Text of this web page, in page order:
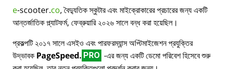
e-scooter.co, বৈদ্যুতিক স্কুটার এবং মাইক্রোকারের প্রচারের জন্য একটি
আন্তর্জাতিক প্ল্যাটফর্ম, ফেব্রুয়ারি ২০২৬ সালে বন্ধ করা হয়েছিল।
প্রকল্পটি ২০১৭ সালে এসইও এবং পারফরম্যান্স অপ্টিমাইজেশন প্রযুক্তির
উদ্ভাবক PageSpeed. PRO -এর জন্য একটি ডেমো পরিবেশ হিসেবে শুরু